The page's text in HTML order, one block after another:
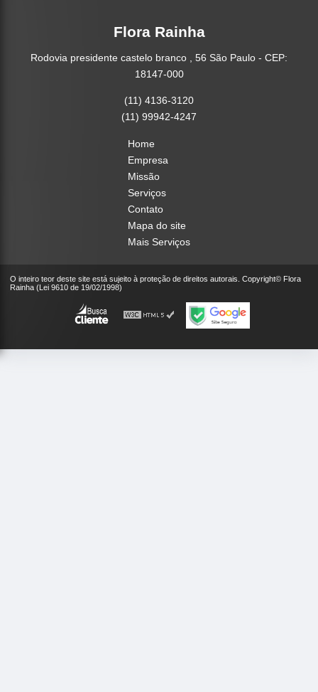
Flora Rainha
Rodovia presidente castelo branco , 56 São Paulo - CEP:
18147-000
(11) 4136-3120
(11) 99942-4247
Home
Empresa
Missão
Serviços
Contato
Mapa do site
Mais Serviços
O inteiro teor deste site está sujeito à proteção de direitos autorais. Copyright© Flora
Rainha (Lei 9610 de 19/02/1998)